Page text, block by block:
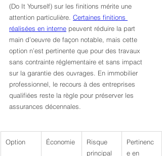
(Do It Yourself) sur les finitions mérite une
attention particulière. Certaines finitions
réalisées en interne peuvent réduire la part
main d’oeuvre de façon notable, mais cette
option n’est pertinente que pour des travaux
sans contrainte réglementaire et sans impact
sur la garantie des ouvrages. En immobilier
professionnel, le recours à des entreprises
qualifiées reste la règle pour préserver les
assurances décennales.
Option Économie
Risque
principal
Pertinenc
e en